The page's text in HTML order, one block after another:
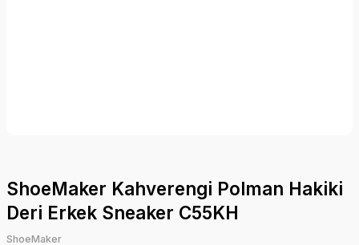
ShoeMaker Kahverengi Polman Hakiki
Deri Erkek Sneaker C55KH
ShoeMaker